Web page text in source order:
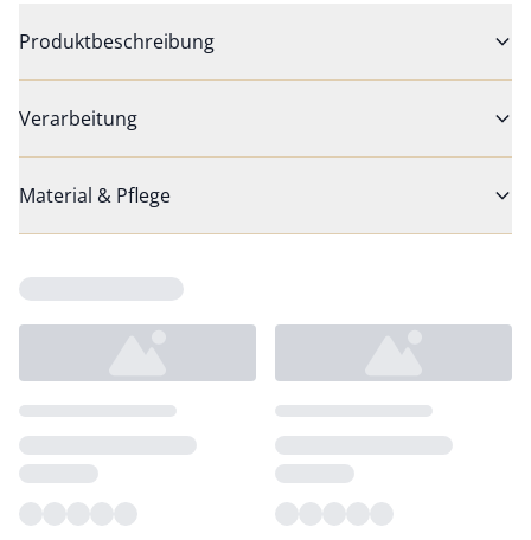
Produktbeschreibung
Verarbeitung
Material & Pflege